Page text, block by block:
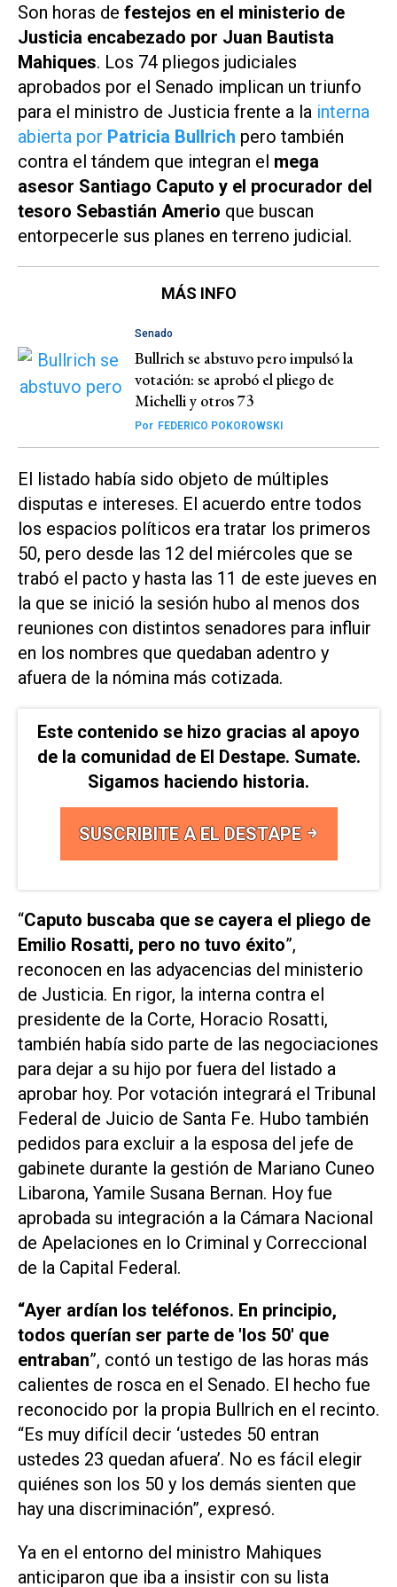
Son horas de festejos en el ministerio de
Justicia encabezado por Juan Bautista
Mahiques. Los 74 pliegos judiciales
aprobados por el Senado implican un triunfo
para el ministro de Justicia frente a la interna
abierta por Patricia Bullrich pero también
contra el tándem que integran el mega
asesor Santiago Caputo y el procurador del
tesoro Sebastián Amerio que buscan
entorpecerle sus planes en terreno judicial.
MÁS INFO
Senado
Bullrich se abstuvo pero impulsó la
votación: se aprobó el pliego de
Michelli y otros 73
Por FEDERICO POKOROWSKI
El listado había sido objeto de múltiples
disputas e intereses. El acuerdo entre todos
los espacios políticos era tratar los primeros
50, pero desde las 12 del miércoles que se
trabó el pacto y hasta las 11 de este jueves en
la que se inició la sesión hubo al menos dos
reuniones con distintos senadores para influir
en los nombres que quedaban adentro y
afuera de la nómina más cotizada.
Este contenido se hizo gracias al apoyo
de la comunidad de El Destape. Sumate.
Sigamos haciendo historia.
SUSCRIBITE A EL DESTAPE
“Caputo buscaba que se cayera el pliego de
Emilio Rosatti, pero no tuvo éxito”,
reconocen en las adyacencias del ministerio
de Justicia. En rigor, la interna contra el
presidente de la Corte, Horacio Rosatti,
también había sido parte de las negociaciones
para dejar a su hijo por fuera del listado a
aprobar hoy. Por votación integrará el Tribunal
Federal de Juicio de Santa Fe. Hubo también
pedidos para excluir a la esposa del jefe de
gabinete durante la gestión de Mariano Cuneo
Libarona, Yamile Susana Bernan. Hoy fue
aprobada su integración a la Cámara Nacional
de Apelaciones en lo Criminal y Correccional
de la Capital Federal.
“Ayer ardían los teléfonos. En principio,
todos querían ser parte de 'los 50' que
entraban”, contó un testigo de las horas más
calientes de rosca en el Senado. El hecho fue
reconocido por la propia Bullrich en el recinto.
“Es muy difícil decir ‘ustedes 50 entran
ustedes 23 quedan afuera’. No es fácil elegir
quiénes son los 50 y los demás sienten que
hay una discriminación”, expresó.
Ya en el entorno del ministro Mahiques
anticiparon que iba a insistir con su lista